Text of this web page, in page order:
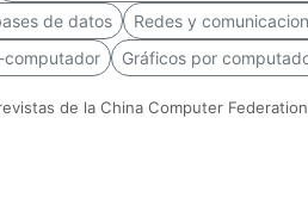
de datos
Redes y
computador
Gráficos por
de la China Computer